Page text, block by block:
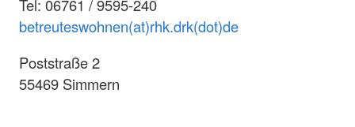
Tel: 06761 / 9595-240
betreuteswohnen(at)rhk.drk(dot)de
Poststraße 2
55469 Simmern